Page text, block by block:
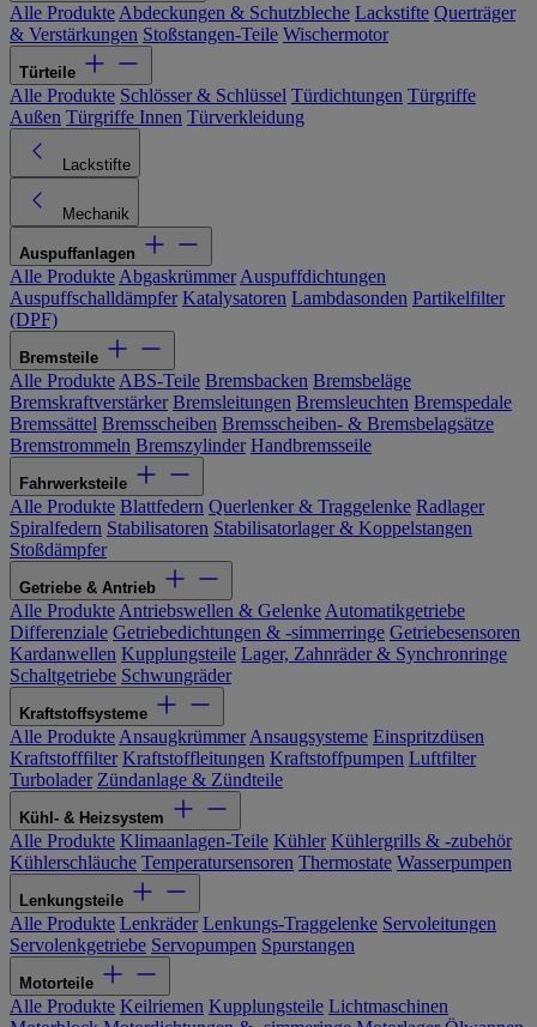
Alle Produkte Abdeckungen & Schutzbleche Lackstifte Querträger
& Verstärkungen Stoßstangen-Teile Wischermotor
Türteile
Alle Produkte Schlösser & Schlüssel Türdichtungen Türgriffe
Außen Türgriffe Innen Türverkleidung
Lackstifte
Mechanik
Auspuffanlagen
Alle Produkte Abgaskrümmer Auspuffdichtungen
Auspuffschalldämpfer Katalysatoren Lambdasonden Partikelfilter
(DPF)
Bremsteile
Alle Produkte ABS-Teile Bremsbacken Bremsbeläge
Bremskraftverstärker Bremsleitungen Bremsleuchten Bremspedale
Bremssättel Bremsscheiben Bremsscheiben- & Bremsbelagsätze
Bremstrommeln Bremszylinder Handbremsseile
Fahrwerksteile
Alle Produkte Blattfedern Querlenker & Traggelenke Radlager
Spiralfedern Stabilisatoren Stabilisatorlager & Koppelstangen
Stoßdämpfer
Getriebe & Antrieb
Alle Produkte Antriebswellen & Gelenke Automatikgetriebe
Differenziale Getriebedichtungen & -simmerringe Getriebesensoren
Kardanwellen Kupplungsteile Lager, Zahnräder & Synchronringe
Schaltgetriebe Schwungräder
Kraftstoffsysteme
Alle Produkte Ansaugkrümmer Ansaugsysteme Einspritzdüsen
Kraftstofffilter Kraftstoffleitungen Kraftstoffpumpen Luftfilter
Turbolader Zündanlage & Zündteile
Kühl- & Heizsystem
Alle Produkte Klimaanlagen-Teile Kühler Kühlergrills & -zubehör
Kühlerschläuche Temperatursensoren Thermostate Wasserpumpen
Lenkungsteile
Alle Produkte Lenkräder Lenkungs-Traggelenke Servoleitungen
Servolenkgetriebe Servopumpen Spurstangen
Motorteile
Alle Produkte Keilriemen Kupplungsteile Lichtmaschinen